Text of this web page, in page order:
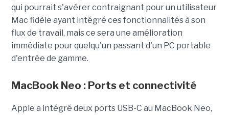
qui pourrait s'avérer contraignant pour un utilisateur
Mac fidèle ayant intégré ces fonctionnalités à son
flux de travail, mais ce sera une amélioration
immédiate pour quelqu'un passant d'un PC portable
d'entrée de gamme.
MacBook Neo : Ports et connectivité
Apple a intégré deux ports USB-C au MacBook Neo,